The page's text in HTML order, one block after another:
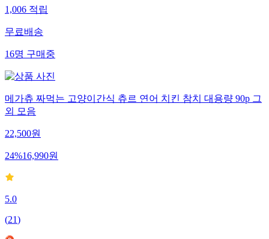
1,006 적립
무료배송
16명 구매중
메가츄 짜먹는 고양이간식 츄르 연어 치킨 참치 대용량 90p 그
외 모음
22,500원
24%16,990원
5.0
(21)